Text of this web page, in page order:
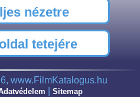
nézetre
tetejére
www.FilmKatalogus.hu
Sitemap